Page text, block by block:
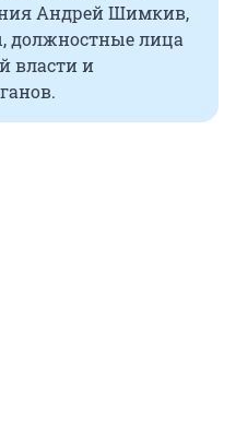
Андрей Шимкив,
должностные лица
власти и